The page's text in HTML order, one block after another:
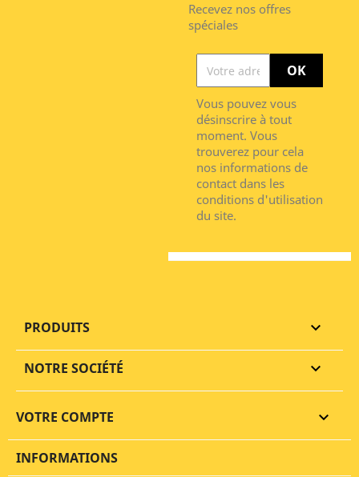
Recevez nos offres
spéciales
Vous pouvez vous
désinscrire à tout
moment. Vous
trouverez pour cela
nos informations de
contact dans les
conditions d'utilisation
du site.
PRODUITS 
NOTRE SOCIÉTÉ 
VOTRE COMPTE 
INFORMATIONS